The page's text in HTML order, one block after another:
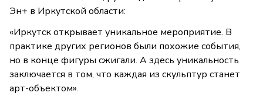
Эн+ в Иркутской области:
«Иркутск открывает уникальное мероприятие. В
практике других регионов были похожие события,
но в конце фигуры сжигали. А здесь уникальность
заключается в том, что каждая из скульптур станет
арт-объектом».